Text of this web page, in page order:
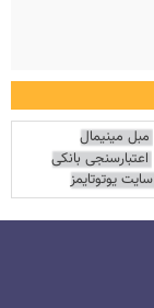
مبل مینیمال
اعتبارسنجی بانکی
سایت یوتوتایمز